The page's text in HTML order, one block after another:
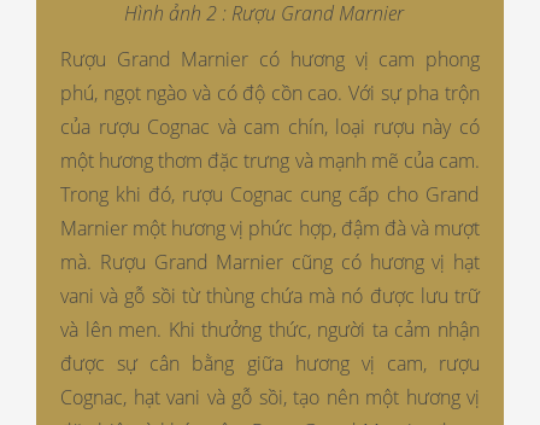
Hình ảnh 2 : Rượu Grand Marnier
Rượu Grand Marnier có hương vị cam phong
phú, ngọt ngào và có độ cồn cao. Với sự pha trộn
của rượu Cognac và cam chín, loại rượu này có
một hương thơm đặc trưng và mạnh mẽ của cam.
Trong khi đó, rượu Cognac cung cấp cho Grand
Marnier một hương vị phức hợp, đậm đà và mượt
mà. Rượu Grand Marnier cũng có hương vị hạt
vani và gỗ sồi từ thùng chứa mà nó được lưu trữ
và lên men. Khi thưởng thức, người ta cảm nhận
được sự cân bằng giữa hương vị cam, rượu
Cognac, hạt vani và gỗ sồi, tạo nên một hương vị